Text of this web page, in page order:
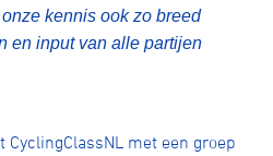
kennis ook zo breed
en input van alle partijen
met een groep